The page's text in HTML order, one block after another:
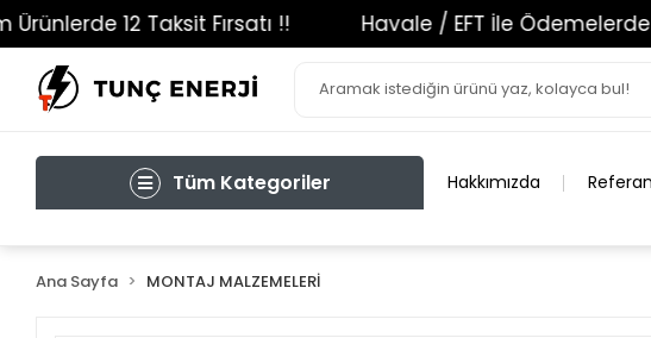
12 Taksit Fırsatı !! Havale / EFT İle Ödemelerde
Tüm Kategoriler Hakkımızda
Ana Sayfa MONTAJ MALZEMELERİ